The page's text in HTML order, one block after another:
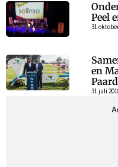
Peel
31
en
31 juli